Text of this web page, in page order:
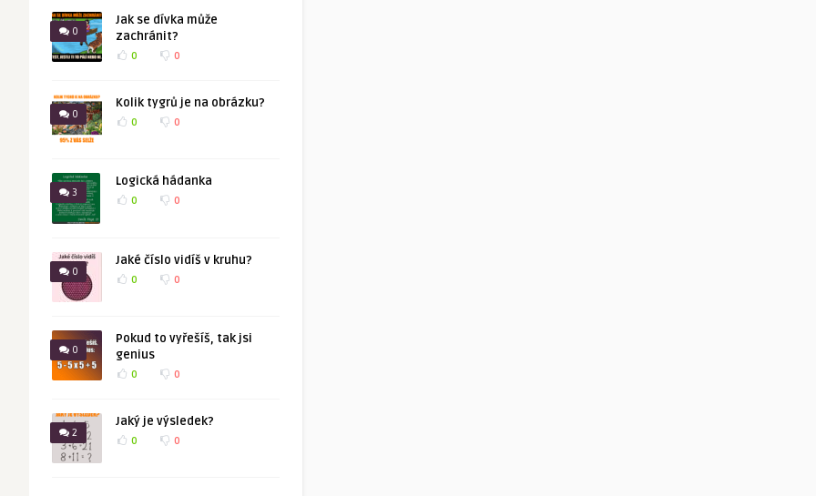
0
Jak se dívka může
zachránit?
0 0
0
Kolik tygrů je na obrázku?
0 0
3
Logická hádanka
0 0
0
Jaké číslo vidíš v kruhu?
0 0
0
Pokud to vyřešíš, tak jsi
genius
0 0
2
Jaký je výsledek?
0 0